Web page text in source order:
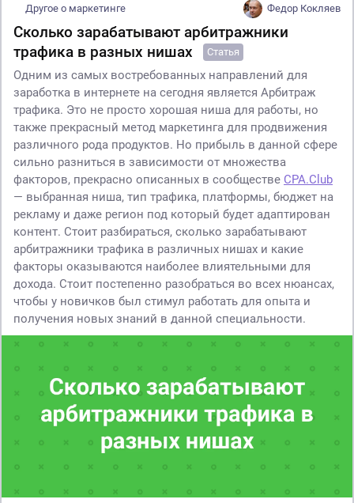
Другое о маркетинге Федор Кокляев
Сколько зарабатывают арбитражники
трафика в разных нишах
Статья
Одним из самых востребованных направлений для
заработка в интернете на сегодня является Арбитраж
трафика. Это не просто хорошая ниша для работы, но
также прекрасный метод маркетинга для продвижения
различного рода продуктов. Но прибыль в данной сфере
сильно разниться в зависимости от множества
факторов, прекрасно описанных в сообществе CPA.Club
— выбранная ниша, тип трафика, платформы, бюджет на
рекламу и даже регион под который будет адаптирован
контент. Стоит разбираться, сколько зарабатывают
арбитражники трафика в различных нишах и какие
факторы оказываются наиболее влиятельными для
дохода. Стоит постепенно разобраться во всех нюансах,
чтобы у новичков был стимул работать для опыта и
получения новых знаний в данной специальности.